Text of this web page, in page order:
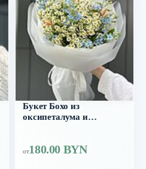
Букет Бохо из
оксипеталума и
от180.00 BYN